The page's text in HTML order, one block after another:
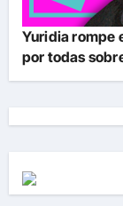
Yuridia rompe
por todas